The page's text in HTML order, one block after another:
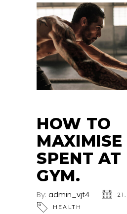
HOW TO
SPENT AT
GYM.
By: admin_vjt4
HEALTH